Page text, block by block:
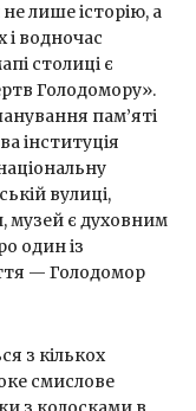
лише історію, а
водночас
столиці є
Голодомору».
пам’яті
інституція
вулиці,
музей є духовним
один із
— Голодомор
з кількох
смислове